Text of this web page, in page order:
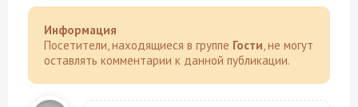
Информация
Посетители, находящиеся в группе Гости, не могут
оставлять комментарии к данной публикации.